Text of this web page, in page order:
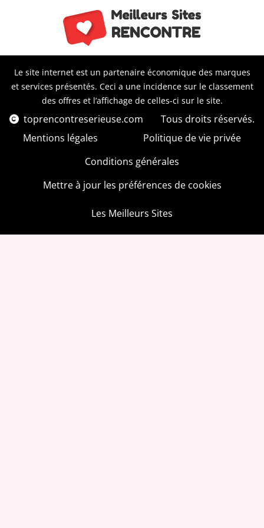
Le site internet est un partenaire économique des marques
et services présentés. Ceci a une incidence sur le classement
des offres et l’affichage de celles-ci sur le site.
toprencontreserieuse.com
Tous droits réservés.
Mentions légales
Politique de vie privée
Conditions générales
Mettre à jour les préférences de cookies
Les Meilleurs Sites